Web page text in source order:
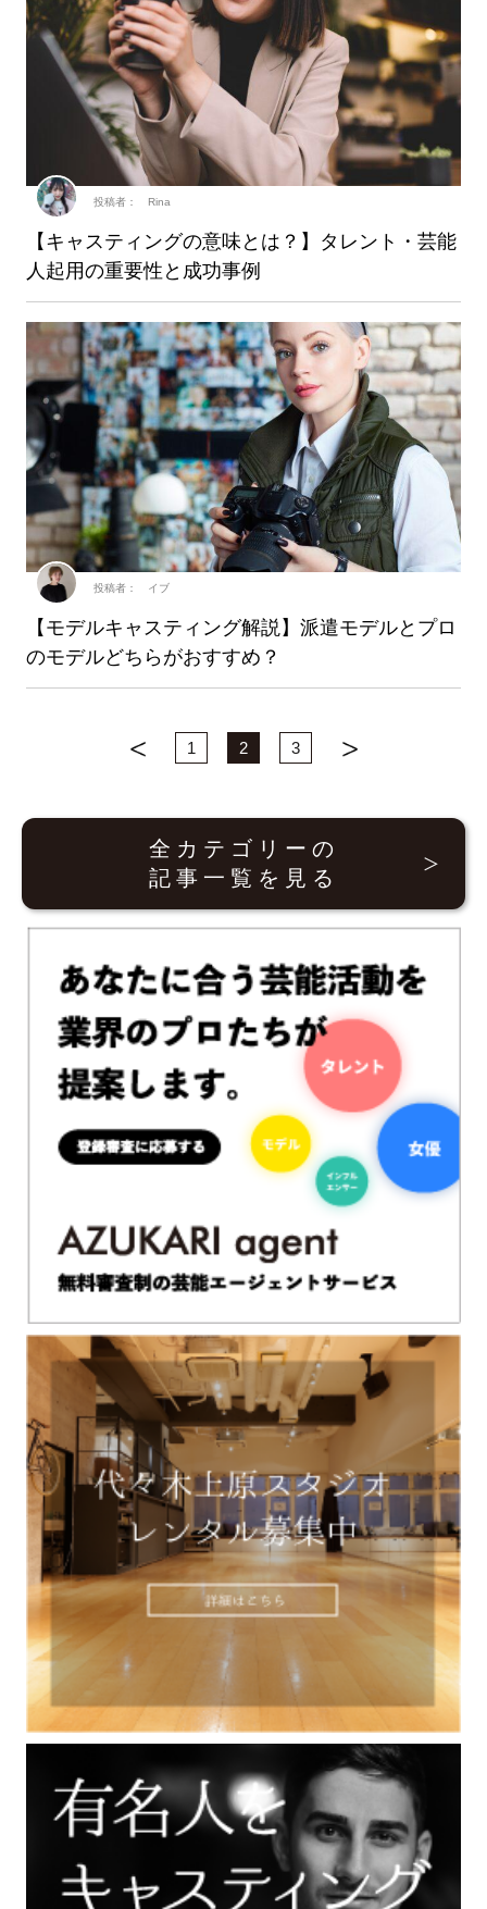
【キャスティングの意味とは？】タレント・芸能
人起用の重要性と成功事例
投稿者： Rina
【モデルキャスティング解説】派遣モデルとプロ
のモデルどちらがおすすめ？
投稿者： イブ
1 2 3
全カテゴリーの
記事一覧を見る